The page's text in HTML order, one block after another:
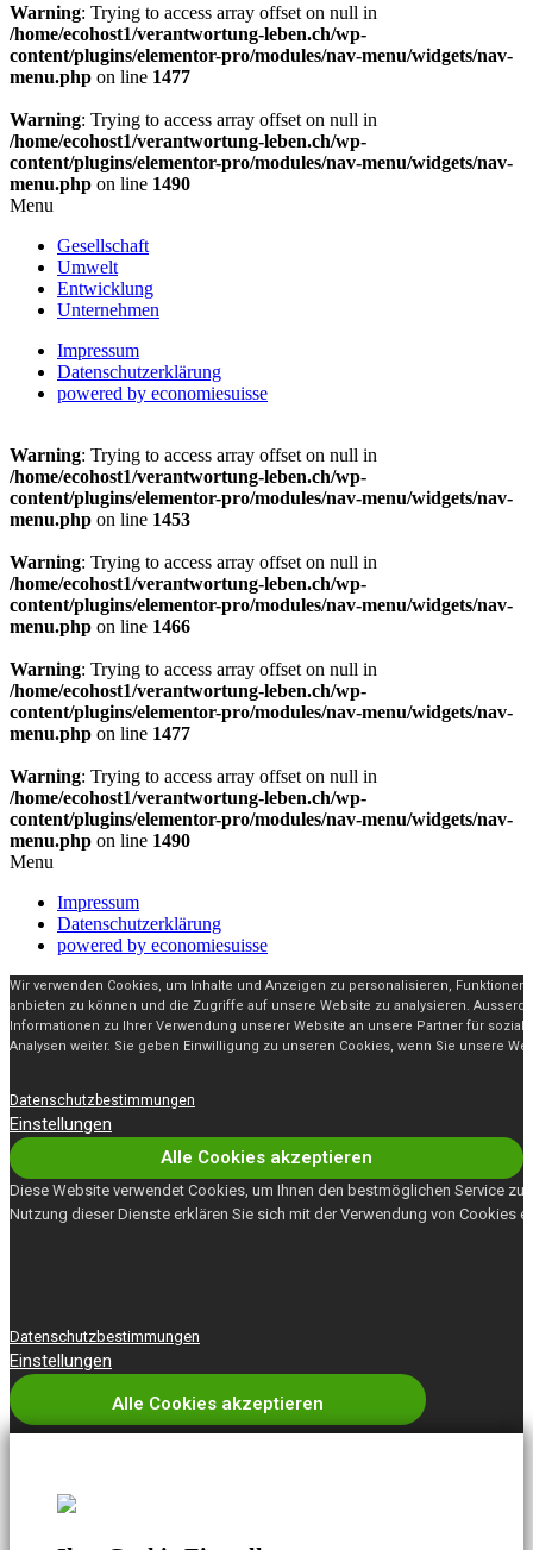
Warning: Trying to access array offset on null in
/home/ecohost1/verantwortung-leben.ch/wp-
content/plugins/elementor-pro/modules/nav-menu/widgets/nav-
menu.php on line 1477
Warning: Trying to access array offset on null in
/home/ecohost1/verantwortung-leben.ch/wp-
content/plugins/elementor-pro/modules/nav-menu/widgets/nav-
menu.php on line 1490
Menu
Gesellschaft
Umwelt
Entwicklung
Unternehmen
Impressum
Datenschutzerklärung
powered by economiesuisse
Warning: Trying to access array offset on null in
/home/ecohost1/verantwortung-leben.ch/wp-
content/plugins/elementor-pro/modules/nav-menu/widgets/nav-
menu.php on line 1453
Warning: Trying to access array offset on null in
/home/ecohost1/verantwortung-leben.ch/wp-
content/plugins/elementor-pro/modules/nav-menu/widgets/nav-
menu.php on line 1466
Warning: Trying to access array offset on null in
/home/ecohost1/verantwortung-leben.ch/wp-
content/plugins/elementor-pro/modules/nav-menu/widgets/nav-
menu.php on line 1477
Warning: Trying to access array offset on null in
/home/ecohost1/verantwortung-leben.ch/wp-
content/plugins/elementor-pro/modules/nav-menu/widgets/nav-
menu.php on line 1490
Menu
Impressum
Datenschutzerklärung
powered by economiesuisse
Wir verwenden Cookies, um Inhalte und Anzeigen zu personalisieren,
anbieten zu können und die Zugriffe auf unsere Website zu analysieren.
Informationen zu Ihrer Verwendung unserer Website an unsere Partner für
Analysen weiter. Sie geben Einwilligung zu unseren Cookies, wenn Sie unsere
Datenschutzbestimmungen
Einstellungen
Alle Cookies akzeptieren
Diese Website verwendet Cookies, um Ihnen den bestmöglichen Service zu
Nutzung dieser Dienste erklären Sie sich mit der Verwendung von Cookies
Datenschutzbestimmungen
Einstellungen
Alle Cookies akzeptieren